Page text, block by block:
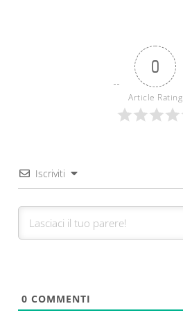
0
Article Rating
Iscriviti
0 COMMENTI